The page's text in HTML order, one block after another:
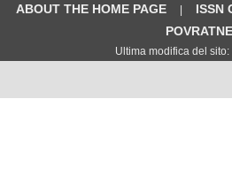
ABOUT THE HOME PAGE
| ISSN
Ultima modifica del